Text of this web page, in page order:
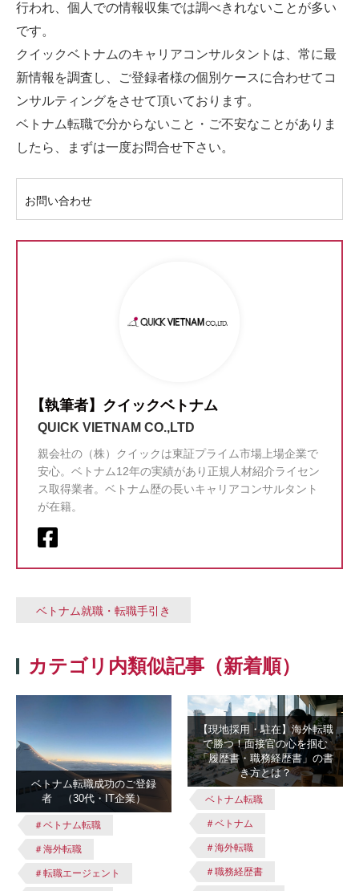
行われ、個人での情報収集では調べきれないことが多い
です。
クイックベトナムのキャリアコンサルタントは、常に最
新情報を調査し、ご登録者様の個別ケースに合わせてコ
ンサルティングをさせて頂いております。
ベトナム転職で分からないこと・ご不安なことがありま
したら、まずは一度お問合せ下さい。
お問い合わせ
【執筆者】クイックベトナム
QUICK VIETNAM CO.,LTD
親会社の（株）クイックは東証プライム市場上場企業で
安心。ベトナム12年の実績があり正規人材紹介ライセン
ス取得業者。ベトナム歴の長いキャリアコンサルタント
が在籍。
ベトナム就職・転職手引き
カテゴリ内類似記事（新着順）
ベトナム転職成功のご登録
者 （30代・IT企業）
＃ベトナム転職
＃海外転職
＃転職エージェント
【現地採用・駐在】海外転職
で勝つ！面接官の心を掴む
「履歴書・職務経歴書」の書
き方とは？
ベトナム転職
＃ベトナム
＃海外転職
＃職務経歴書